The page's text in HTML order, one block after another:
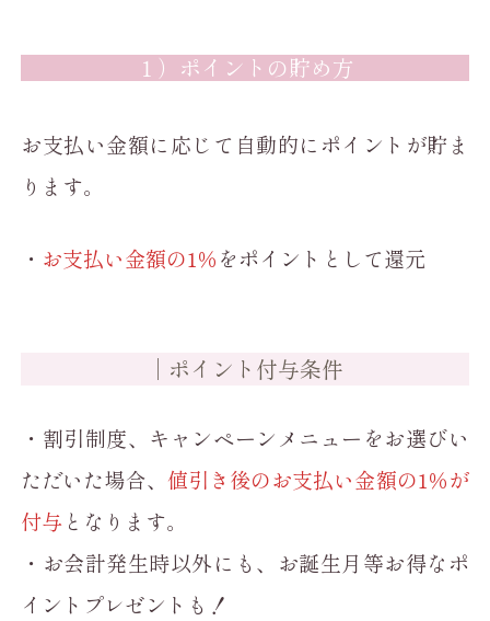
１）ポイントの貯め方
お支払い金額に応じて自動的にポイントが貯ま
ります。
・ お支払い金額の1％をポイントとして還元
｜ポイント付与条件
・割引制度、キャンペーンメニューをお選びい
ただいた場合、 値引き後のお支払い金額の1％が
付与 となります。
・お会計発生時以外にも、お誕生月等お得なポ
イントプレゼントも！